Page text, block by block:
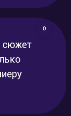
0
сюжет